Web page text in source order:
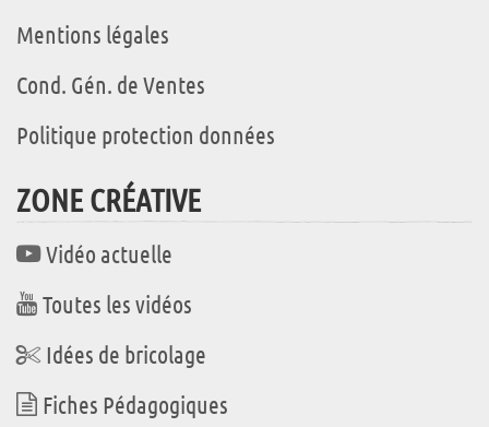
Mentions légales
Cond. Gén. de Ventes
Politique protection données
ZONE CRÉATIVE
Vidéo actuelle
Toutes les vidéos
Idées de bricolage
Fiches Pédagogiques